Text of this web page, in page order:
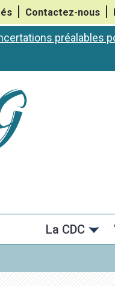
Contactez-nous
préalables
La CDC